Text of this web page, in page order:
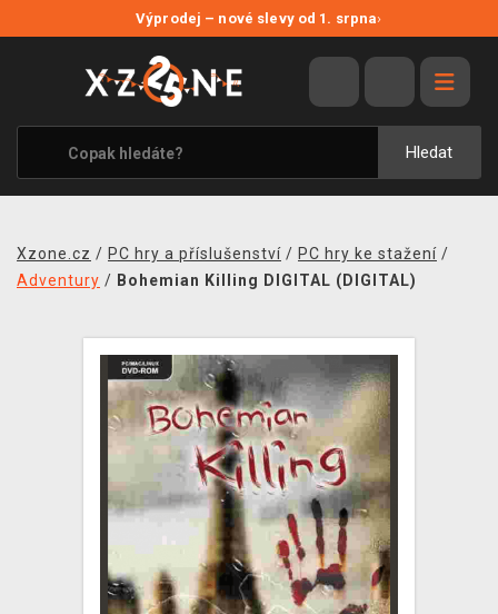
Výprodej – nové slevy od 1. srpna›
Hledat
VÝPRODEJ
VIDEOHRY
XZONE ORIGINALS
TÉMATIKY
MERCHANDISE
KONTAKT
XZONE KLUB
Xzone.cz / PC hry a příslušenství / PC hry ke stažení /
Adventury / Bohemian Killing DIGITAL (DIGITAL)